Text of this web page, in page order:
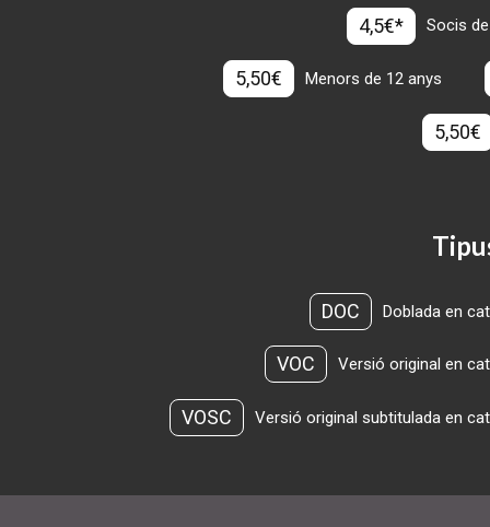
4,5€* Socis
5,50€ Menors de 12 anys
5,50€
DOC Doblada en
VOC Versió original en
VOSC Versió original subtitulada en